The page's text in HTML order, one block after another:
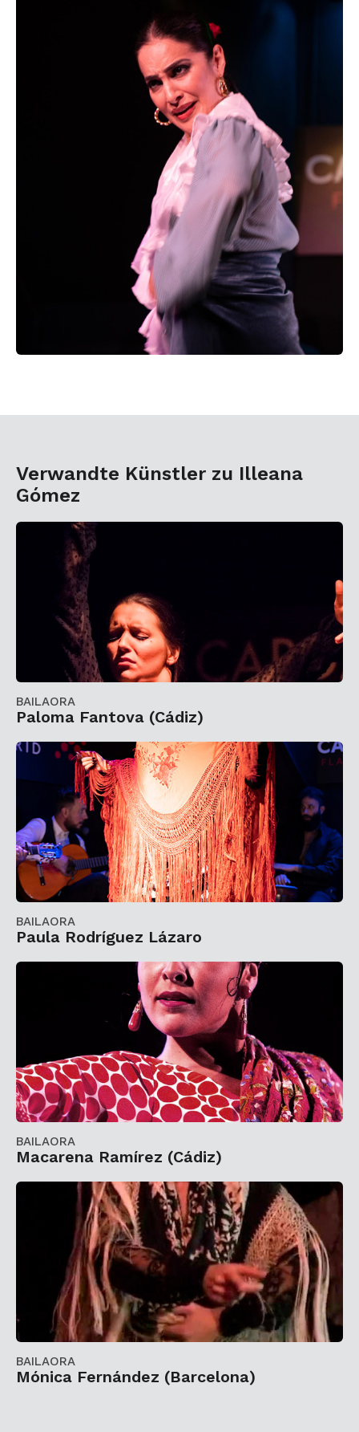
Verwandte Künstler zu Illeana
Gómez
BAILAORA
Paloma Fantova (Cádiz)
BAILAORA
Paula Rodríguez Lázaro
BAILAORA
Macarena Ramírez (Cádiz)
BAILAORA
Mónica Fernández (Barcelona)